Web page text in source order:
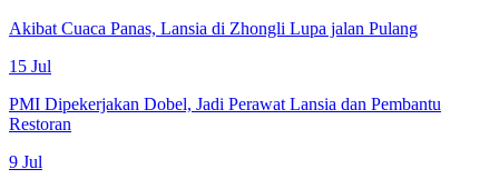
Akibat Cuaca Panas, Lansia di Zhongli Lupa jalan Pulang
15 Jul
PMI Dipekerjakan Dobel, Jadi Perawat Lansia dan Pembantu
Restoran
9 Jul